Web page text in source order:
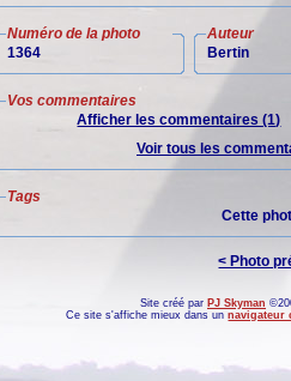
Numéro de la photo
1364
Auteur
Bertin
Vos commentaires
Afficher les commentaires (1)
Voir tous les
Tags
Cette
< Photo
Site créé par PJ Skyman
Ce site s'affiche mieux dans unnavigateur